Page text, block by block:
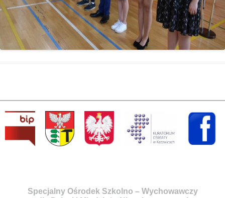
Specjalny Ośrodek Szkolno – Wychowawczy